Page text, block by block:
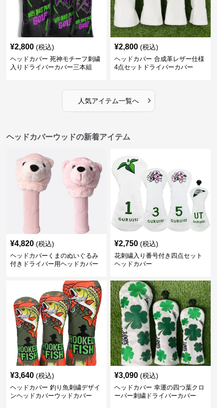
¥2,800 (税込)
ヘッドカバー 死神モチーフ刺繍
入りドライバーカバー三本組
¥2,800 (税込)
ヘッドカバー 合成革レザー仕様
4点セットドライバーカバー
人気アイテム一覧へ ›
ヘッドカバーウッドの新着アイテム
¥4,820 (税込)
ヘッドカバーくまのぬいぐるみ
付きドライバー用ヘッドカバー
¥2,750 (税込)
花刺繍入り番号付き四点セット
ヘッドカバー
¥3,640 (税込)
ヘッドカバー 釣り魚刺繍デザイ
ンヘッドカバーウッドカバー
¥3,090 (税込)
ヘッドカバー 幸運の四つ葉クロ
ーバー刺繍ドライバーカバー